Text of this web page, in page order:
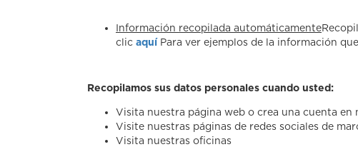
Información recopilada automáticamente
clic aquíPara ver ejemplos de la información
Recopilamos sus datos personales cuando usted:
Visita nuestra página web o crea una cuenta en
Visite nuestras páginas de redes sociales de
Visita nuestras oficinas